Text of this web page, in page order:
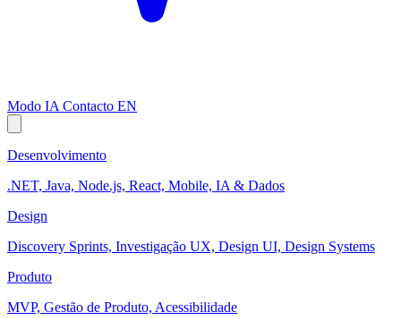
Modo IA Contacto EN
Desenvolvimento
.NET, Java, Node.js, React, Mobile, IA & Dados
Design
Discovery Sprints, Investigação UX, Design UI, Design Systems
Produto
MVP, Gestão de Produto, Acessibilidade